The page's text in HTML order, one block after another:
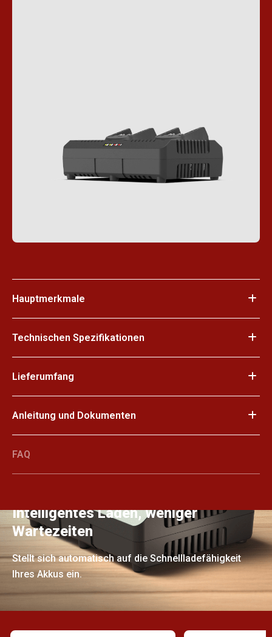
Hauptmerkmale
Technischen Spezifikationen
Lieferumfang
Anleitung und Dokumenten
FAQ
Intelligentes Laden, weniger
Wartezeiten
Stellt sich automatisch auf die Schnellladefähigkeit
Ihres Akkus ein.